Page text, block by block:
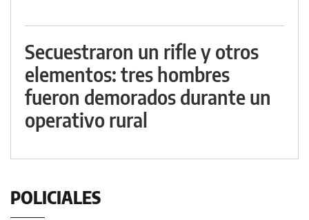
Secuestraron un rifle y otros
elementos: tres hombres
fueron demorados durante un
operativo rural
POLICIALES